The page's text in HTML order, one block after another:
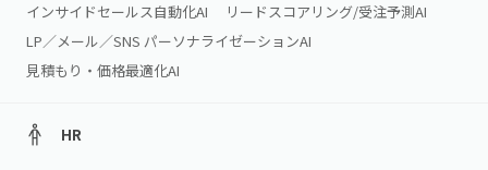
インサイドセールス自動化AI
リードスコアリング/受注予測AI
LP／メール／SNS パーソナライゼーションAI
見積もり・価格最適化AI
HR